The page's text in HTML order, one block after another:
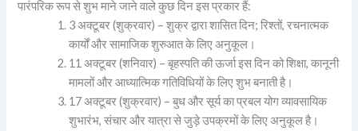
पारंपरिक रूप से शुभ माने जाने वाले कुछ दिन इस प्रकार हैं:
3 अक्टूबर (शुक्रवार) – शुक्र द्वारा शासित दिन; रिश्तों, रचनात्मक
कार्यों और सामाजिक शुरुआत के लिए अनुकूल।
11 अक्टूबर (शनिवार) – बृहस्पति की ऊर्जा इस दिन को शिक्षा, कानूनी
मामलों और आध्यात्मिक गतिविधियों के लिए शुभ बनाती है।
17 अक्टूबर (शुक्रवार) – बुध और सूर्य का प्रबल योग व्यावसायिक
शुभारंभ, संचार और यात्रा से जुड़े उपक्रमों के लिए अनुकूल है।